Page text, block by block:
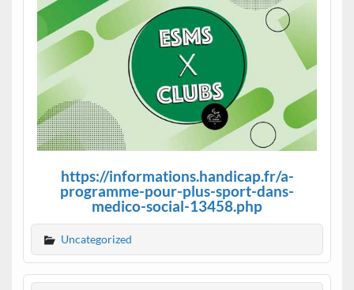
https://informations.handicap.fr/a-
programme-pour-plus-sport-dans-
medico-social-13458.php
Uncategorized